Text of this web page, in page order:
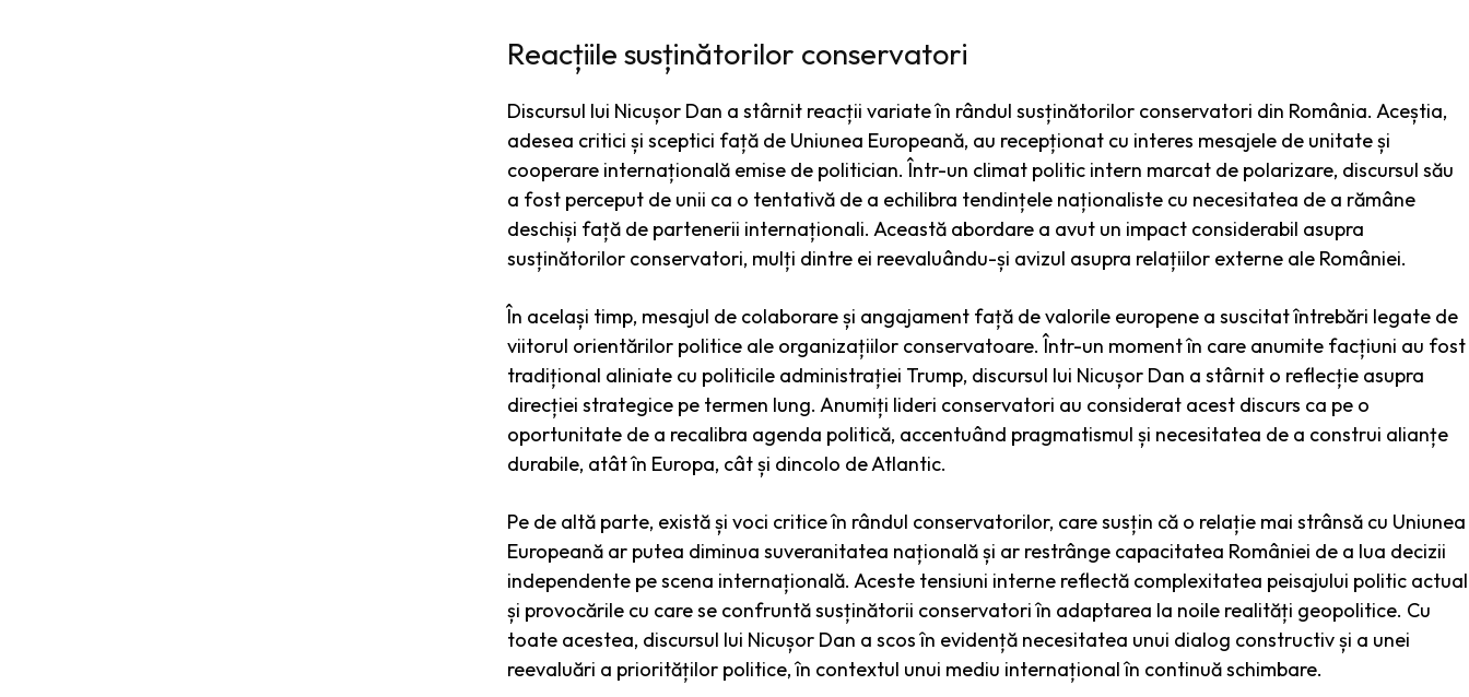
Reacțiile susținătorilor conservatori
Discursul lui Nicușor Dan a stârnit reacții variate în rândul susținătorilor conservatori din România. Aceștia,
adesea critici și sceptici față de Uniunea Europeană, au recepționat cu interes mesajele de unitate și
cooperare internațională emise de politician. Într-un climat politic intern marcat de polarizare, discursul său
a fost perceput de unii ca o tentativă de a echilibra tendințele naționaliste cu necesitatea de a rămâne
deschiși față de partenerii internaționali. Această abordare a avut un impact considerabil asupra
susținătorilor conservatori, mulți dintre ei reevaluându-și avizul asupra relațiilor externe ale României.
În același timp, mesajul de colaborare și angajament față de valorile europene a suscitat întrebări legate de
viitorul orientărilor politice ale organizațiilor conservatoare. Într-un moment în care anumite facțiuni au fost
tradițional aliniate cu politicile administrației Trump, discursul lui Nicușor Dan a stârnit o reflecție asupra
direcției strategice pe termen lung. Anumiți lideri conservatori au considerat acest discurs ca pe o
oportunitate de a recalibra agenda politică, accentuând pragmatismul și necesitatea de a construi alianțe
durabile, atât în Europa, cât și dincolo de Atlantic.
Pe de altă parte, există și voci critice în rândul conservatorilor, care susțin că o relație mai strânsă cu Uniunea
Europeană ar putea diminua suveranitatea națională și ar restrânge capacitatea României de a lua decizii
independente pe scena internațională. Aceste tensiuni interne reflectă complexitatea peisajului politic actual
și provocările cu care se confruntă susținătorii conservatori în adaptarea la noile realități geopolitice. Cu
toate acestea, discursul lui Nicușor Dan a scos în evidență necesitatea unui dialog constructiv și a unei
reevaluări a priorităților politice, în contextul unui mediu internațional în continuă schimbare.